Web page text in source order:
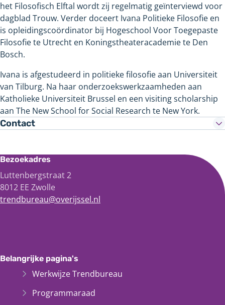
het Filosofisch Elftal wordt zij regelmatig geïnterviewd voor
dagblad Trouw. Verder doceert Ivana Politieke Filosofie en
is opleidingscoördinator bij Hogeschool Voor Toegepaste
Filosofie te Utrecht en Koningstheateracademie te Den
Bosch.
Ivana is afgestudeerd in politieke filosofie aan Universiteit
van Tilburg. Na haar onderzoekswerkzaamheden aan
Katholieke Universiteit Brussel en een visiting scholarship
aan The New School for Social Research te New York.
Meer
Contact
Bezoekadres
Luttenbergstraat 2
8012 EE Zwolle
trendbureau@overijssel.nl
Belangrijke pagina's
Werkwijze Trendbureau
Programmaraad